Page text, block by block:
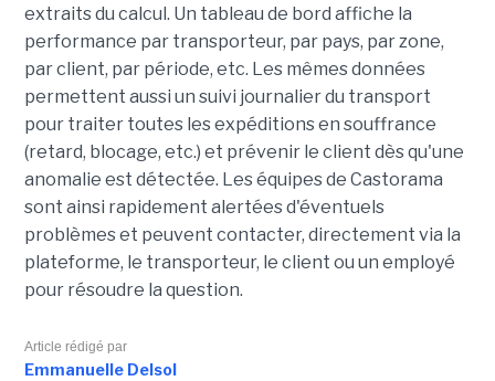
extraits du calcul. Un tableau de bord affiche la
performance par transporteur, par pays, par zone,
par client, par période, etc. Les mêmes données
permettent aussi un suivi journalier du transport
pour traiter toutes les expéditions en souffrance
(retard, blocage, etc.) et prévenir le client dès qu'une
anomalie est détectée. Les équipes de Castorama
sont ainsi rapidement alertées d'éventuels
problèmes et peuvent contacter, directement via la
plateforme, le transporteur, le client ou un employé
pour résoudre la question.
Article rédigé par
Emmanuelle Delsol